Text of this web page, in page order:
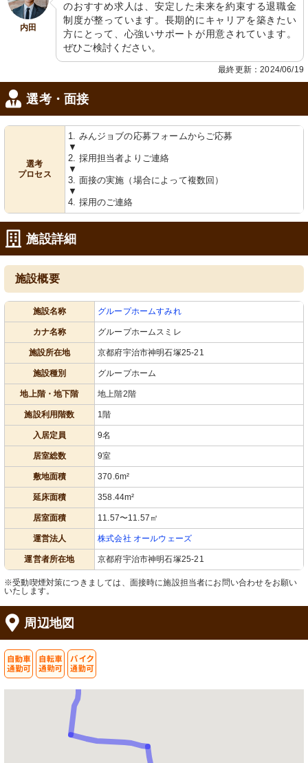
玄関
和やかな雰囲気のある通路に、緑のカ
ーペットが敷かれています。
洗面台
清潔感あふれる洗面スペースです。
日々の生活が快適に過ごせそうです。
内田
のおすすめ求人は、安定した未来を約束する退職金
制度が整っています。長期的にキャリアを築きたい
方にとって、心強いサポートが用意されています。
ぜひご検討ください。
最終更新：2024/06/19
選考・面接
選考
プロセス
1. みんジョブの応募フォームからご応募
▼
2. 採用担当者よりご連絡
▼
3. 面接の実施（場合によって複数回）
▼
4. 採用のご連絡
施設詳細
施設概要
施設名称 グループホームすみれ
カナ名称 グループホームスミレ
施設所在地 京都府宇治市神明石塚25-21
施設種別 グループホーム
地上階・地下階 地上階2階
施設利用階数 1階
入居定員 9名
居室総数 9室
敷地面積 370.6m²
延床面積 358.44m²
居室面積 11.57〜11.57㎡
運営法人 株式会社 オールウェーズ
運営者所在地 京都府宇治市神明石塚25-21
※受動喫煙対策につきましては、面接時に施設担当者にお問い合わせをお願い
いたします。
周辺地図